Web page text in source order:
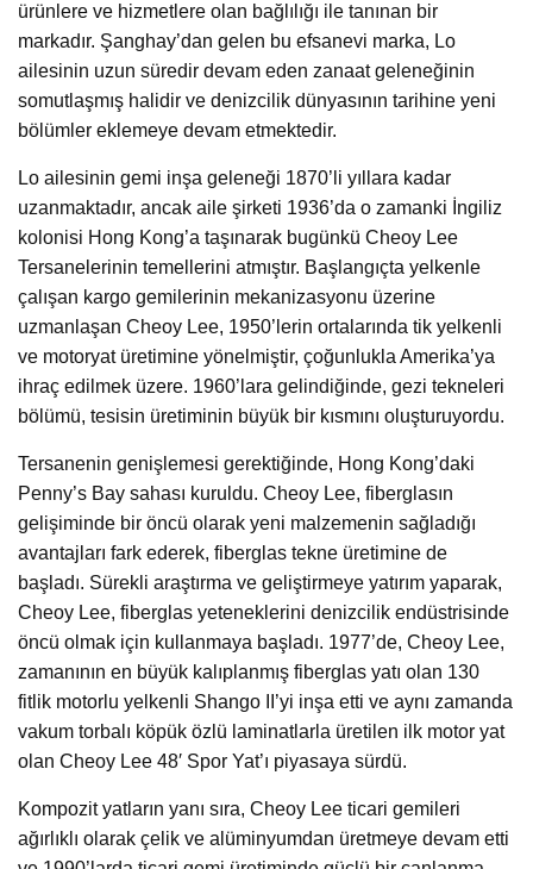
ürünlere ve hizmetlere olan bağlılığı ile tanınan bir
markadır. Şanghay’dan gelen bu efsanevi marka, Lo
ailesinin uzun süredir devam eden zanaat geleneğinin
somutlaşmış halidir ve denizcilik dünyasının tarihine yeni
bölümler eklemeye devam etmektedir.
Lo ailesinin gemi inşa geleneği 1870’li yıllara kadar
uzanmaktadır, ancak aile şirketi 1936’da o zamanki İngiliz
kolonisi Hong Kong’a taşınarak bugünkü Cheoy Lee
Tersanelerinin temellerini atmıştır. Başlangıçta yelkenle
çalışan kargo gemilerinin mekanizasyonu üzerine
uzmanlaşan Cheoy Lee, 1950’lerin ortalarında tik yelkenli
ve motoryat üretimine yönelmiştir, çoğunlukla Amerika’ya
ihraç edilmek üzere. 1960’lara gelindiğinde, gezi tekneleri
bölümü, tesisin üretiminin büyük bir kısmını oluşturuyordu.
Tersanenin genişlemesi gerektiğinde, Hong Kong’daki
Penny’s Bay sahası kuruldu. Cheoy Lee, fiberglasın
gelişiminde bir öncü olarak yeni malzemenin sağladığı
avantajları fark ederek, fiberglas tekne üretimine de
başladı. Sürekli araştırma ve geliştirmeye yatırım yaparak,
Cheoy Lee, fiberglas yeteneklerini denizcilik endüstrisinde
öncü olmak için kullanmaya başladı. 1977’de, Cheoy Lee,
zamanının en büyük kalıplanmış fiberglas yatı olan 130
fitlik motorlu yelkenli Shango II’yi inşa etti ve aynı zamanda
vakum torbalı köpük özlü laminatlarla üretilen ilk motor yat
olan Cheoy Lee 48′ Spor Yat’ı piyasaya sürdü.
Kompozit yatların yanı sıra, Cheoy Lee ticari gemileri
ağırlıklı olarak çelik ve alüminyumdan üretmeye devam etti